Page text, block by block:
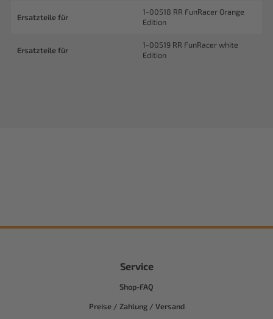
Ersatzteile für
1-00518 RR FunRacer Orange
Edition
Ersatzteile für
1-00519 RR FunRacer white
Edition
Service
Shop-FAQ
Preise / Zahlung / Versand